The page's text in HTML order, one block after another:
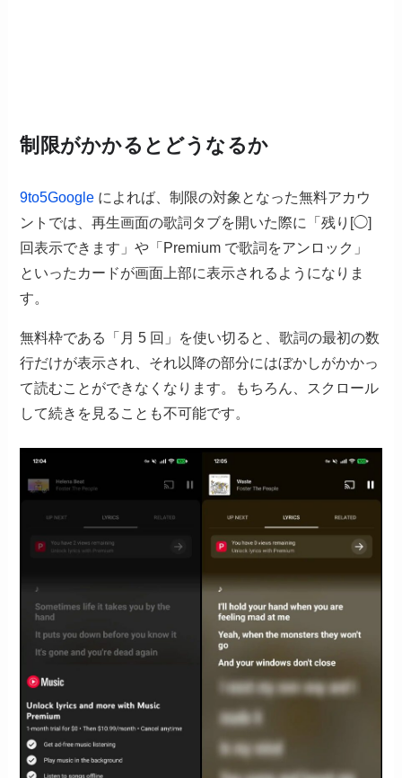
制限がかかるとどうなるか
9to5Google によれば、制限の対象となった無料アカウ
ントでは、再生画面の歌詞タブを開いた際に「残り[◯]
回表示できます」や「Premium で歌詞をアンロック」
といったカードが画面上部に表示されるようになりま
す。
無料枠である「月 5 回」を使い切ると、歌詞の最初の数
行だけが表示され、それ以降の部分にはぼかしがかかっ
て読むことができなくなります。もちろん、スクロール
して続きを見ることも不可能です。